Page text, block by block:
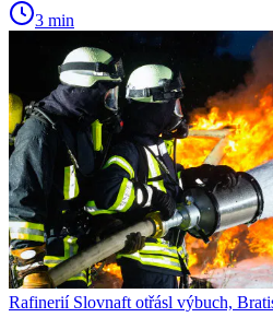
3 min
Rafinerií Slovnaft otřásl výbuch,